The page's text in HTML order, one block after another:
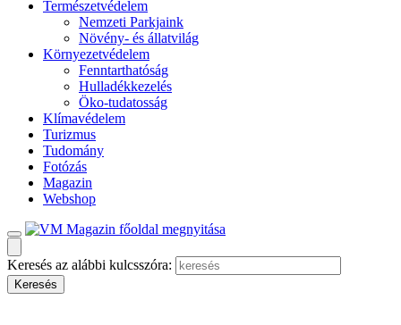
Természetvédelem
Nemzeti Parkjaink
Növény- és állatvilág
Környezetvédelem
Fenntarthatóság
Hulladékkezelés
Öko-tudatosság
Klímavédelem
Turizmus
Tudomány
Fotózás
Magazin
Webshop
Keresés az alábbi kulcsszóra: